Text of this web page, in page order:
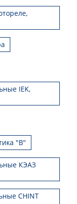
IEK,
"В"
КЭАЗ
CHINT